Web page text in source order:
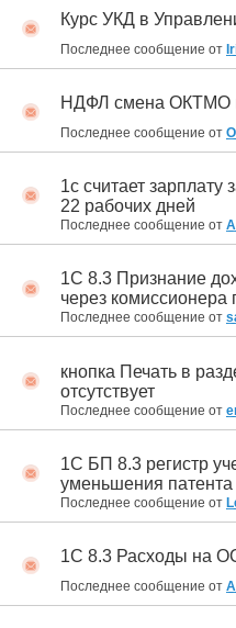
Курс УКД в
Последнее сообщение от
НДФЛ смена ОКТМО
Последнее сообщение от
1с считает зарплату
22 рабочих дней
Последнее сообщение от
1C 8.3 Признание
через комиссионера
Последнее сообщение от
кнопка Печать в
отсутствует
Последнее сообщение от
1С БП 8.3 регистр
уменьшения патента
Последнее сообщение от
1С 8.3 Расходы на
Последнее сообщение от